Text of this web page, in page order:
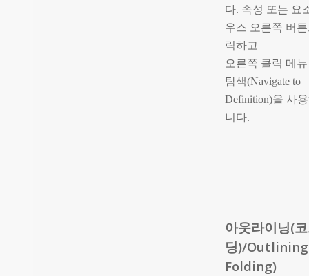
다. 속성 또는 요
우스 오른쪽 버
릭하고
오른쪽 클릭 메뉴
탐색(Navigate to
Definition)을 사
니다.
아웃라이닝(
딩)/
Folding)